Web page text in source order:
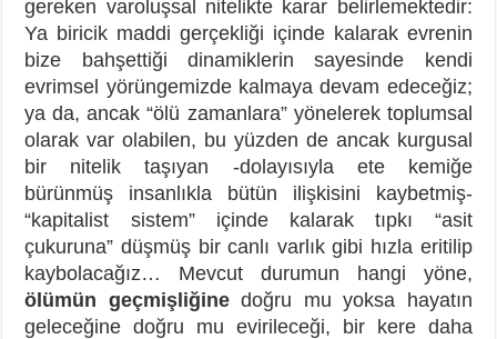
gereken varoluşsal nitelikte karar belirlemektedir:
Ya biricik maddi gerçekliği içinde kalarak evrenin
bize bahşettiği dinamiklerin sayesinde kendi
evrimsel yörüngemizde kalmaya devam edeceğiz;
ya da, ancak “ölü zamanlara” yönelerek toplumsal
olarak var olabilen, bu yüzden de ancak kurgusal
bir nitelik taşıyan -dolayısıyla ete kemiğe
bürünmüş insanlıkla bütün ilişkisini kaybetmiş-
“kapitalist sistem” içinde kalarak tıpkı “asit
çukuruna” düşmüş bir canlı varlık gibi hızla eritilip
kaybolacağız… Mevcut durumun hangi yöne,
ölümün geçmişliğinedoğru mu yoksa hayatın
geleceğine doğru mu evirileceği, bir kere daha